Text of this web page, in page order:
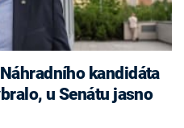
kandidáta
u Senátu jasno